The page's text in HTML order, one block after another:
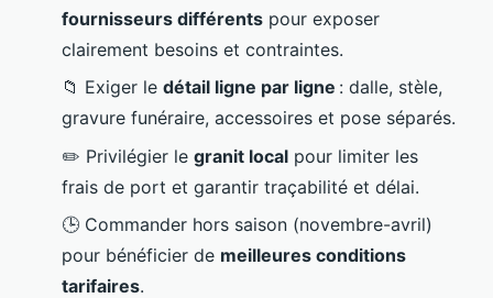
fournisseurs différents pour exposer
clairement besoins et contraintes.
📁 Exiger le détail ligne par ligne : dalle, stèle,
gravure funéraire, accessoires et pose séparés.
✏️ Privilégier le granit local pour limiter les
frais de port et garantir traçabilité et délai.
🕒 Commander hors saison (novembre-avril)
pour bénéficier de meilleures conditions
tarifaires.